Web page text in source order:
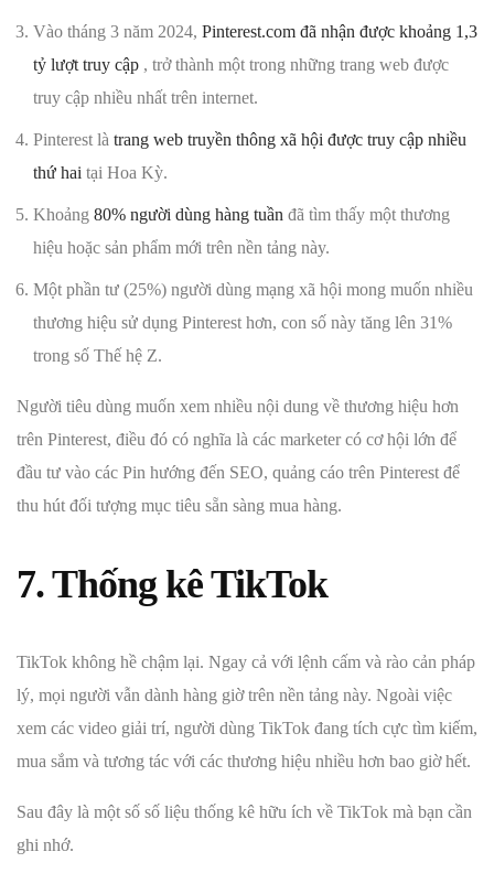
Vào tháng 3 năm 2024, Pinterest.com đã nhận được khoảng 1,3
tỷ lượt truy cập , trở thành một trong những trang web được
truy cập nhiều nhất trên internet.
Pinterest là trang web truyền thông xã hội được truy cập nhiều
thứ hai tại Hoa Kỳ.
Khoảng 80% người dùng hàng tuần đã tìm thấy một thương
hiệu hoặc sản phẩm mới trên nền tảng này.
Một phần tư (25%) người dùng mạng xã hội mong muốn nhiều
thương hiệu sử dụng Pinterest hơn, con số này tăng lên 31%
trong số Thế hệ Z.
Người tiêu dùng muốn xem nhiều nội dung về thương hiệu hơn
trên Pinterest, điều đó có nghĩa là các marketer có cơ hội lớn để
đầu tư vào các Pin hướng đến SEO, quảng cáo trên Pinterest để
thu hút đối tượng mục tiêu sẵn sàng mua hàng.
7. Thống kê TikTok
TikTok không hề chậm lại. Ngay cả với lệnh cấm và rào cản pháp
lý, mọi người vẫn dành hàng giờ trên nền tảng này. Ngoài việc
xem các video giải trí, người dùng TikTok đang tích cực tìm kiếm,
mua sắm và tương tác với các thương hiệu nhiều hơn bao giờ hết.
Sau đây là một số số liệu thống kê hữu ích về TikTok mà bạn cần
ghi nhớ.